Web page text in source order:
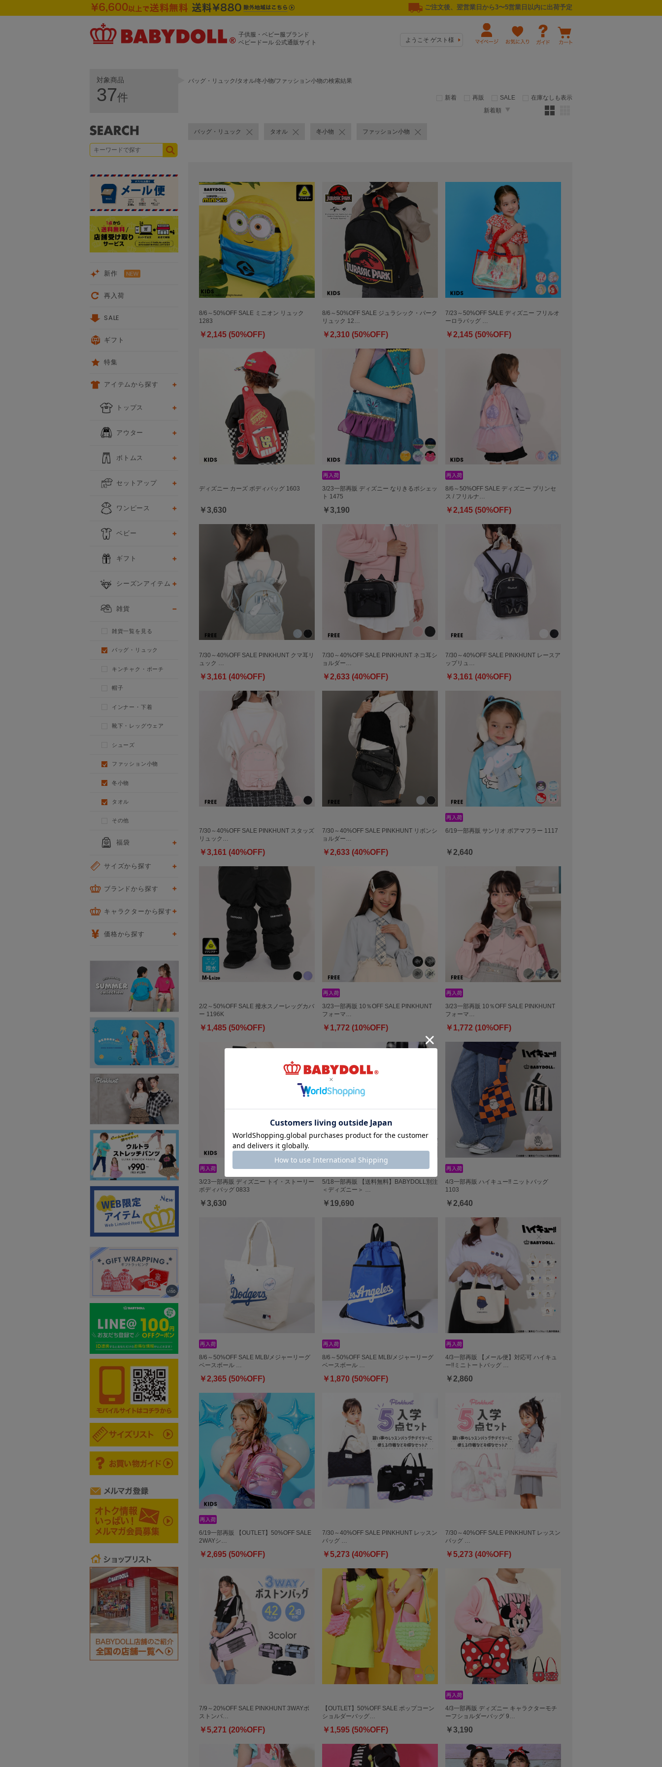
ご注文後、翌営業日から3〜5営業日以内に出荷予定
子供服・ベビー服ブランド
ベビードール 公式通販サイト
ようこそ ゲスト様
バッグ・リュック/タオル/冬小物/ファッション小物の検索結果
新着 再販 SALE
在庫なしも表示
新着順
バッグ・リュック タオル 冬小物 ファッション小物
8/6～50%OFF SALE ミニオン リュック
1283
￥2,145 (50%OFF)
8/6～50%OFF SALE ジュラシック・パーク
リュック 12…
￥2,310 (50%OFF)
7/23～50%OFF SALE ディズニー フリルオ
ーロラバッグ …
￥2,145 (50%OFF)
ディズニー カーズ ボディバッグ 1603
￥3,630
3/23一部再販 ディズニー なりきるポシェッ
ト 1475
￥3,190
8/6～50%OFF SALE ディズニー プリンセ
ス / フリルナ…
￥2,145 (50%OFF)
7/30～40%OFF SALE PINKHUNT クマ耳リ
ュック …
￥3,161 (40%OFF)
7/30～40%OFF SALE PINKHUNT ネコ耳シ
ョルダー…
￥2,633 (40%OFF)
7/30～40%OFF SALE PINKHUNT レースア
ップリュ…
￥3,161 (40%OFF)
7/30～40%OFF SALE PINKHUNT スタッズ
リュック…
￥3,161 (40%OFF)
7/30～40%OFF SALE PINKHUNT リボンシ
ョルダー…
￥2,633 (40%OFF)
6/19一部再販 サンリオ ボアマフラー 1117
￥2,640
2/2～50%OFF SALE 撥水スノーレッグカバ
ー 1196K
￥1,485 (50%OFF)
3/23一部再販 10％OFF SALE PINKHUNT
フォーマ…
￥1,772 (10%OFF)
3/23一部再販 10％OFF SALE PINKHUNT
フォーマ…
￥1,772 (10%OFF)
3/23一部再販 ディズニー トイ・ストーリー
ボディバッグ 0833
￥3,630
5/18一部再販 【送料無料】BABYDOLL別注
＜ディズニー＞ …
￥19,690
4/3一部再販 ハイキュー!! ニットバッグ
1103
￥2,640
8/6～50%OFF SALE MLB/メジャーリーグ
ベースボール …
￥2,365 (50%OFF)
8/6～50%OFF SALE MLB/メジャーリーグ
ベースボール …
￥1,870 (50%OFF)
4/3一部再販 【メール便】対応可 ハイキュ
ー!!ミニトートバッグ …
￥2,860
6/19一部再販 【OUTLET】50%OFF SALE
2WAYシ…
￥2,695 (50%OFF)
7/30～40%OFF SALE PINKHUNT レッスン
バッグ …
￥5,273 (40%OFF)
7/30～40%OFF SALE PINKHUNT レッスン
バッグ …
￥5,273 (40%OFF)
7/9～20%OFF SALE PINKHUNT 3WAYボ
ストンバ…
￥5,271 (20%OFF)
【OUTLET】50%OFF SALE ポップコーン
ショルダーバッグ…
￥1,595 (50%OFF)
4/3一部再販 ディズニー キャラクターモチ
ーフショルダーバッグ 9…
￥3,190
対象商品
37件
新作
再入荷
SALE
ギフト
特集
アイテムから探す
トップス
アウター
ボトムス
セットアップ
ワンピース
ベビー
ギフト
シーズンアイテム
雑貨
雑貨一覧を見る
バッグ・リュック
キンチャク・ポーチ
帽子
インナー・下着
靴下・レッグウェア
シューズ
ファッション小物
冬小物
タオル
その他
福袋
サイズから探す
ブランドから探す
キャラクターから探す
価格から探す